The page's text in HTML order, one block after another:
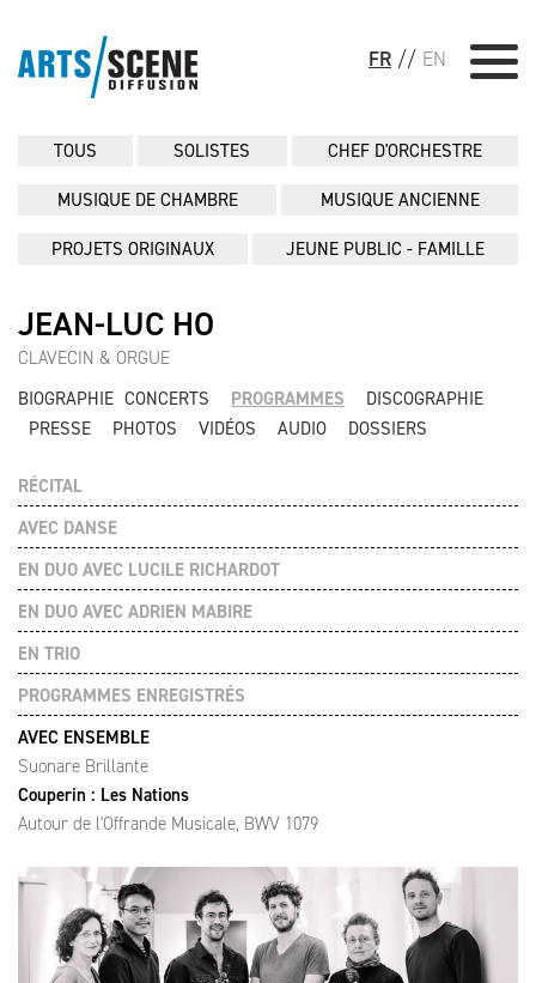
FR // EN
TOUS SOLISTES CHEF D'ORCHESTRE
MUSIQUE DE CHAMBRE MUSIQUE ANCIENNE
PROJETS ORIGINAUX JEUNE PUBLIC - FAMILLE
JEAN-LUC HO
CLAVECIN & ORGUE
BIOGRAPHIE CONCERTS PROGRAMMES
DISCOGRAPHIE
PRESSE
PHOTOS VIDÉOS AUDIO DOSSIERS
RÉCITAL
AVEC DANSE
EN DUO AVEC LUCILE RICHARDOT
EN DUO AVEC ADRIEN MABIRE
EN TRIO
PROGRAMMES ENREGISTRÉS
AVEC ENSEMBLE
Suonare Brillante
Couperin : Les Nations
Autour de l'Offrande Musicale, BWV 1079